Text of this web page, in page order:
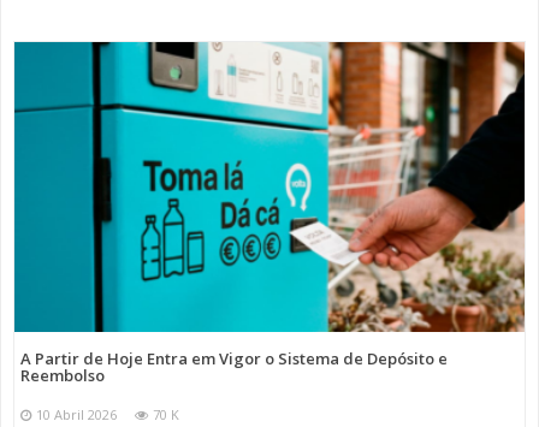
A Partir de Hoje Entra em Vigor o Sistema de Depósito e
Reembolso
10 Abril 2026 70 K